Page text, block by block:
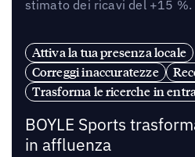
stimato dei ricavi del +15 %.
Attiva la tua presenza locale
Correggi inaccuratezze
Trasforma le ricerche in
BOYLE Sports
in affluenza